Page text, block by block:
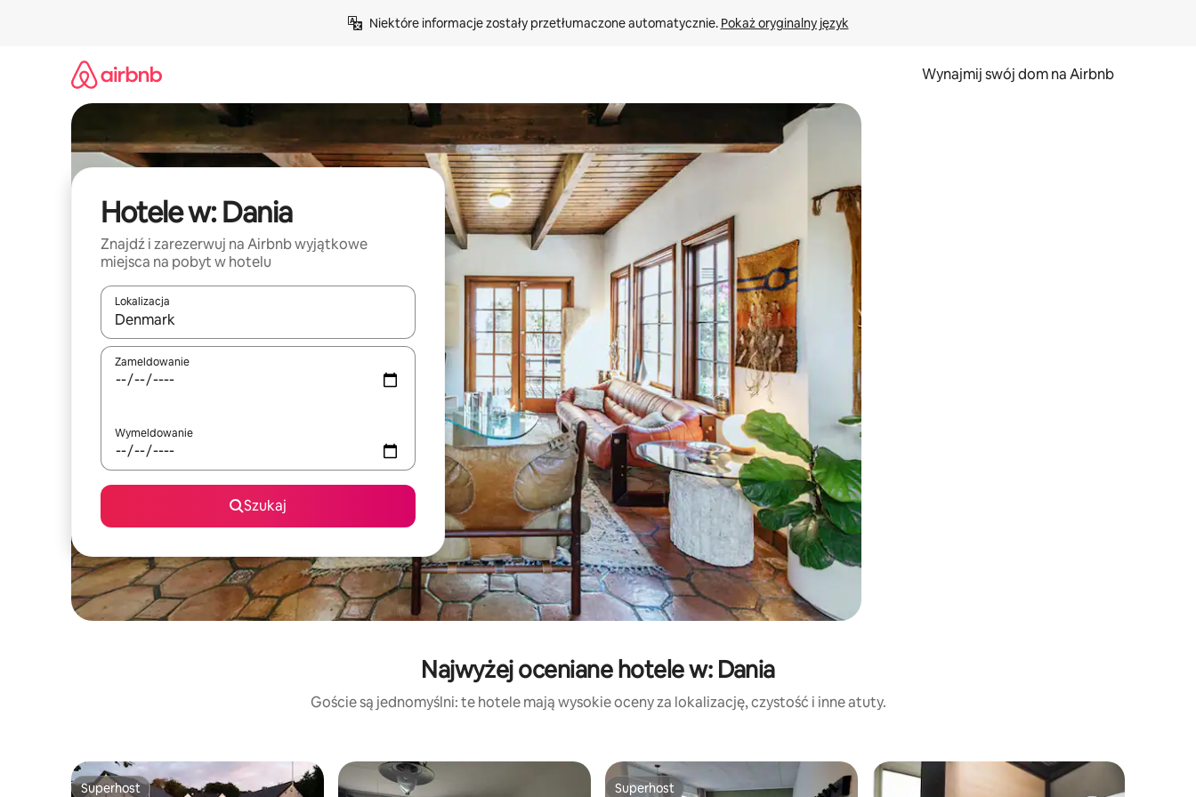
Niektóre informacje zostały przetłumaczone automatycznie. Pokaż oryginalny język
Wynajmij swój dom na Airbnb
Hotele w: Dania
Znajdź i zarezerwuj na Airbnb wyjątkowe
miejsca na pobyt w hotelu
Lokalizacja
Gdy wyniki będą dostępne, możesz poruszać się po nich za pomocą klawiszy strzałek w górę i w dół lub przeglądać je za pomocą gestów dotykowych lub przesuwania.
Zameldowanie
Wymeldowanie
Szukaj
Najwyżej oceniane hotele w: Dania
Goście są jednomyślni: te hotele mają wysokie oceny za lokalizację, czystość i inne atuty.
Superhost Superhost